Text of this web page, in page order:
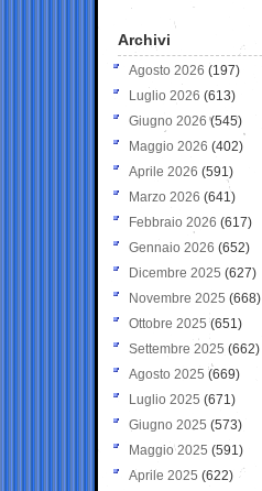
Archivi
Agosto 2026 (197)
Luglio 2026 (613)
Giugno 2026 (545)
Maggio 2026 (402)
Aprile 2026 (591)
Marzo 2026 (641)
Febbraio 2026 (617)
Gennaio 2026 (652)
Dicembre 2025 (627)
Novembre 2025 (668)
Ottobre 2025 (651)
Settembre 2025 (662)
Agosto 2025 (669)
Luglio 2025 (671)
Giugno 2025 (573)
Maggio 2025 (591)
Aprile 2025 (622)